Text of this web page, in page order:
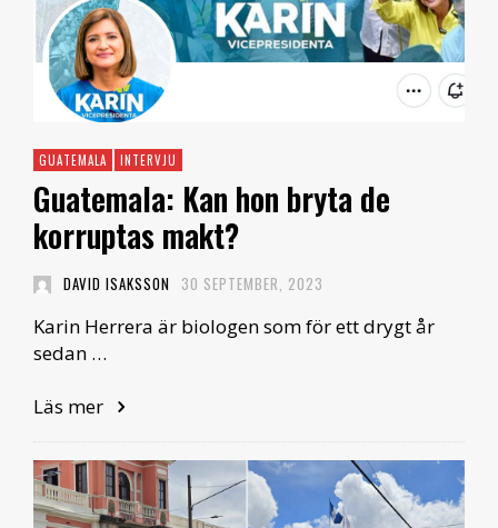
GUATEMALA INTERVJU
Guatemala: Kan hon bryta de
korruptas makt?
DAVID ISAKSSON 30 SEPTEMBER, 2023
Karin Herrera är biologen som för ett drygt år
sedan …
Läs mer